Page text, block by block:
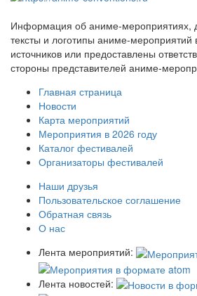
Информация об аниме-мероприятиях,
тексты и логотипы аниме-мероприятий
источников или предоставлены
стороны представителей аниме-
Главная страница
Новости
Карта мероприятий
Мероприятия в 2026 году
Каталог фестивалей
Организаторы фестивалей
Наши друзья
Пользовательское соглашение
Обратная связь
О нас
Лента мероприятий:
Лента новостей: